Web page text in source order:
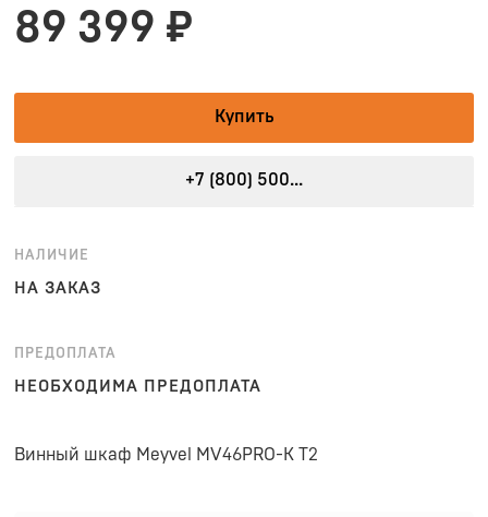
89 399 ₽
Купить
+7 (800) 500...
НАЛИЧИЕ
НА ЗАКАЗ
ПРЕДОПЛАТА
НЕОБХОДИМА ПРЕДОПЛАТА
Винный шкаф Meyvel MV46PRO-K T2